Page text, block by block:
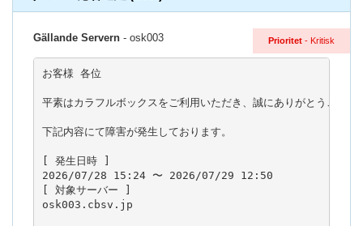
Prioritet - Kritisk
Gällande Servern - osk003
お客様 各位
平素はカラフルボックスをご利用いただき、誠にありがとうござい
下記内容にて障害が発生しております。
[ 発生日時 ]
2026/07/28 15:24 〜 2026/07/29 12:50
[ 対象サーバー ]
osk003.cbsv.jp